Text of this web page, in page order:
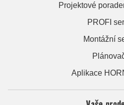
Projektové
PROFI
Montážní
Aplikace